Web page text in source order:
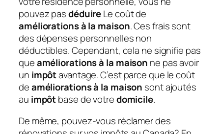
pouvez pasdéduireLe coût de
améliorations à la maison. Ces frais sont
des dépenses personnelles non
déductibles. Cependant, cela ne signifie pas
queaméliorations à la maison ne pas avoir
un impôtavantage. C’est parce que le coût
deaméliorations à la maison sont ajoutés
au impôtbase de votredomicile.
De même, pouvez-vous réclamer des